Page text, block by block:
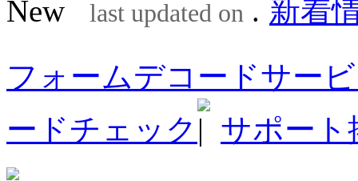
last updated on
新着
フォームデコードサー
ードチェック
サポート